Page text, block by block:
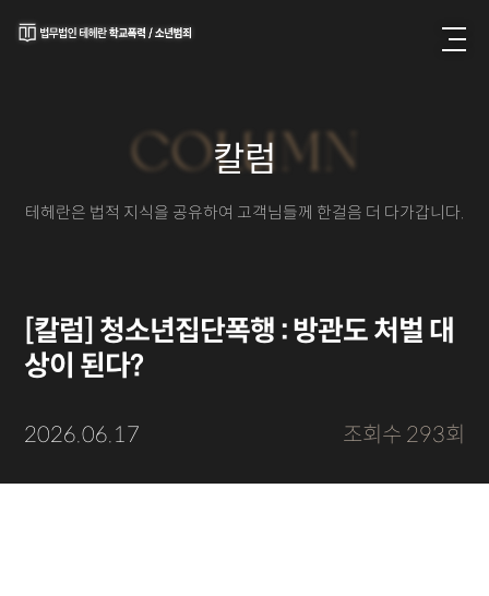
COLUMN
칼럼
테헤란은 법적 지식을 공유하여 고객님들께 한걸음 더 다가갑니다.
[칼럼] 청소년집단폭행 : 방관도 처벌 대
상이 된다?
2026.06.17 조회수 293회